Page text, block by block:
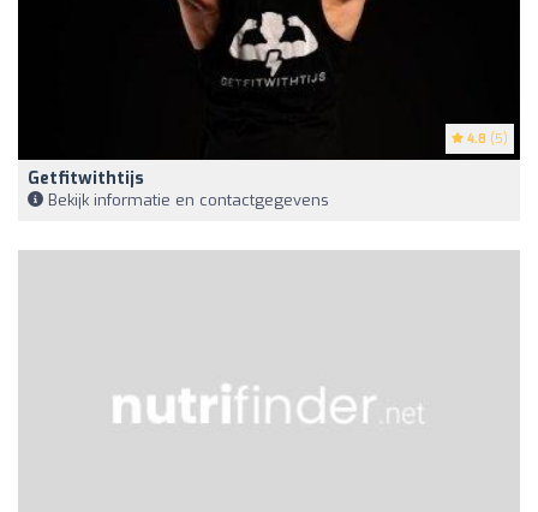
4.8 (5)
Getfitwithtijs
Bekijk informatie en contactgegevens